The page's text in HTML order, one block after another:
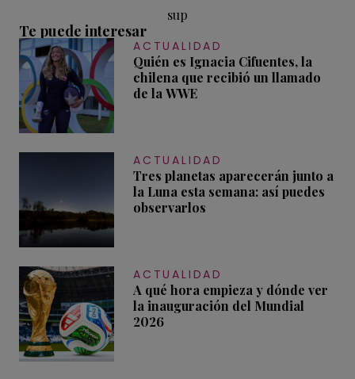
sup
Te puede interesar
ACTUALIDAD
Quién es Ignacia Cifuentes, la
chilena que recibió un llamado
de la WWE
ACTUALIDAD
Tres planetas aparecerán junto a
la Luna esta semana: así puedes
observarlos
ACTUALIDAD
A qué hora empieza y dónde ver
la inauguración del Mundial
2026